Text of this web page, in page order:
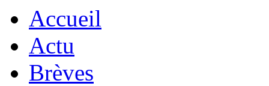
Accueil
Actu
Brèves